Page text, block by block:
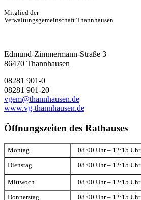
Mitglied der
Verwaltungsgemeinschaft Thannhausen
Edmund-Zimmermann-Straße 3
86470 Thannhausen
08281 901-0
08281 901-20
vgem@thannhausen.de
www.vg-thannhausen.de
Öffnungszeiten des Rathauses
Montag 08:00 Uhr – 12:15 Uhr
Dienstag 08:00 Uhr – 12:15 Uhr
Mittwoch 08:00 Uhr – 12:15 Uhr
Donnerstag 08:00 Uhr – 12:15 Uhr